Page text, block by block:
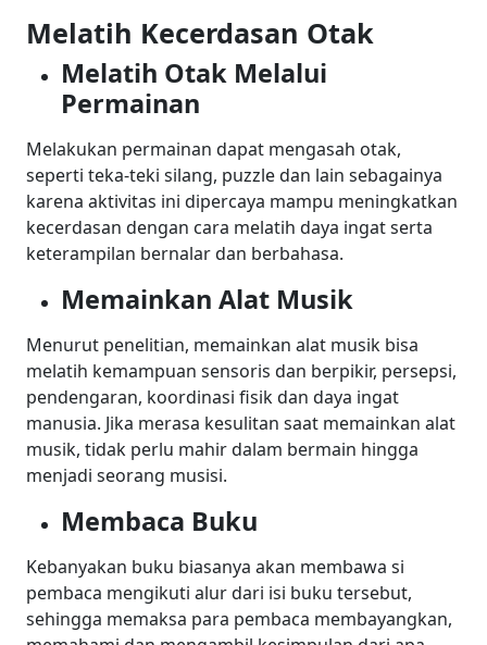
Melatih Kecerdasan Otak
Melatih Otak Melalui
Permainan
Melakukan permainan dapat mengasah otak,
seperti teka-teki silang, puzzle dan lain sebagainya
karena aktivitas ini dipercaya mampu meningkatkan
kecerdasan dengan cara melatih daya ingat serta
keterampilan bernalar dan berbahasa.
Memainkan Alat Musik
Menurut penelitian, memainkan alat musik bisa
melatih kemampuan sensoris dan berpikir, persepsi,
pendengaran, koordinasi fisik dan daya ingat
manusia. Jika merasa kesulitan saat memainkan alat
musik, tidak perlu mahir dalam bermain hingga
menjadi seorang musisi.
Membaca Buku
Kebanyakan buku biasanya akan membawa si
pembaca mengikuti alur dari isi buku tersebut,
sehingga memaksa para pembaca membayangkan,